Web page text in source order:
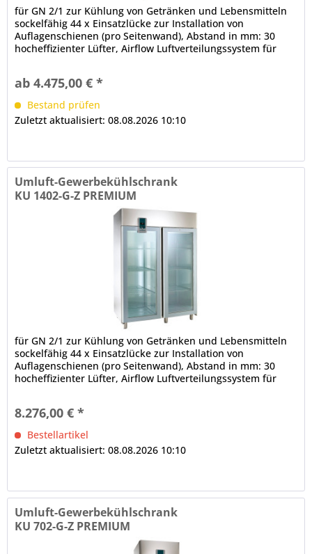
für GN 2/1 zur Kühlung von Getränken und Lebensmitteln
sockelfähig 44 x Einsatzlücke zur Installation von
Auflagenschienen (pro Seitenwand), Abstand in mm: 30
hocheffizienter Lüfter, Airflow Luftverteilungssystem für
ab 4.475,00 € *
Bestand prüfen
Zuletzt aktualisiert: 08.08.2026 10:10
Umluft-Gewerbekühlschrank
KU 1402-G-Z PREMIUM
für GN 2/1 zur Kühlung von Getränken und Lebensmitteln
sockelfähig 44 x Einsatzlücke zur Installation von
Auflagenschienen (pro Seitenwand), Abstand in mm: 30
hocheffizienter Lüfter, Airflow Luftverteilungssystem für
8.276,00 € *
Bestellartikel
Zuletzt aktualisiert: 08.08.2026 10:10
Umluft-Gewerbekühlschrank
KU 702-G-Z PREMIUM